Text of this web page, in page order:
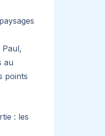
au
points
: les